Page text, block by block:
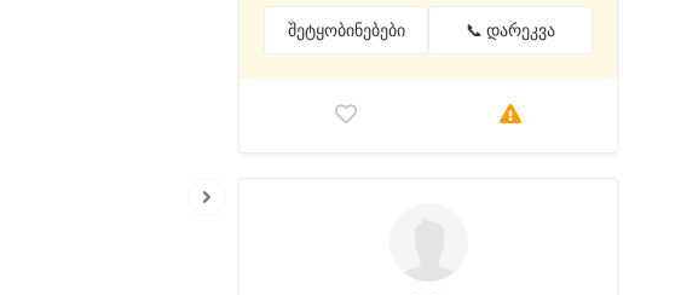
შეტყობინებები 📞 დარეკვა